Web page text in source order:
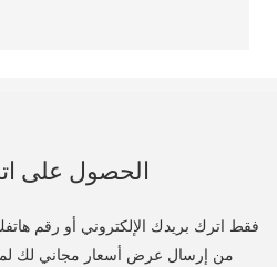
الحصول على
فقط اترك بريدك الإلكتروني أو رقم
من إرسال عرض أسعار مجاني لك